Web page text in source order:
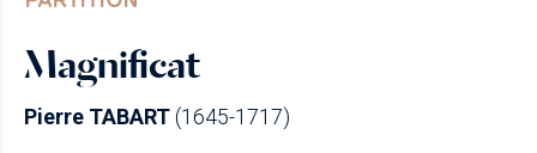
Magnificat
Pierre TABART(1645-1717)